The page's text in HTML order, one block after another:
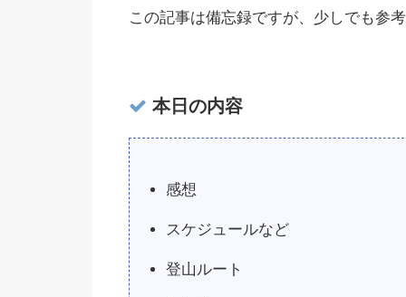
この記事は備忘録ですが、少しでも参
本日の内容
感想
スケジュールなど
登山ルート